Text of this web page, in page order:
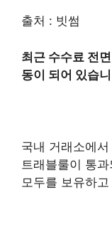
출처 : 빗썸
최근 수수료 전
동이 되어 있습
국내 거래소에
트래블룰이 통
모두를 보유하